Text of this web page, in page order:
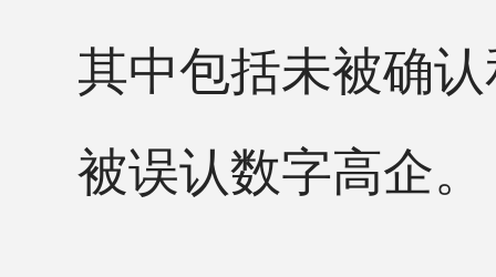
其中包括未被确
被误认数字高企。